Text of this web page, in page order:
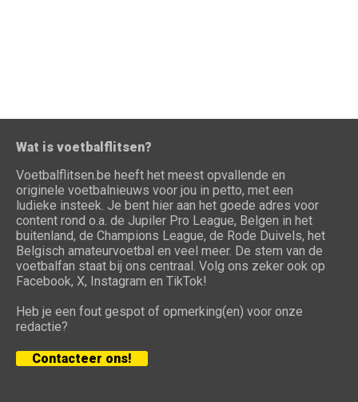
Wat is voetbalflitsen?
Voetbalflitsen.be heeft het meest opvallende en
originele voetbalnieuws voor jou in petto, met een
ludieke insteek. Je bent hier aan het goede adres voor
content rond o.a. de Jupiler Pro League, Belgen in het
buitenland, de Champions League, de Rode Duivels, het
Belgisch amateurvoetbal en veel meer. De stem van de
voetbalfan staat bij ons centraal. Volg ons zeker ook op
Facebook, X, Instagram en TikTok!
Heb je een fout gespot of opmerking(en) voor onze
redactie?
Contacteer ons!